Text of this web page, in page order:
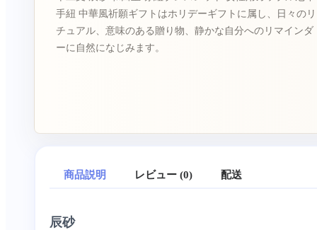
手紐 中華風祈願ギフトはホリデーギフトに属し、日々のリ
チュアル、意味のある贈り物、静かな自分へのリマインダ
ーに自然になじみます。
辰砂
商品説明 レビュー (0) 配送